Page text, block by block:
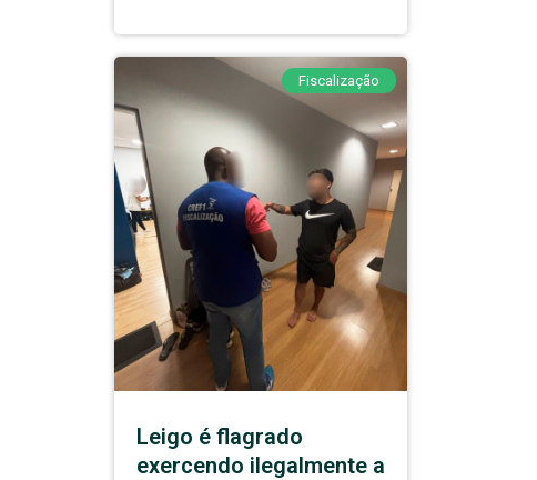
Fiscalização
Leigo é flagrado
exercendo ilegalmente a